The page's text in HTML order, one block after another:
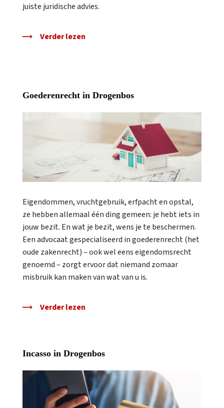
juiste juridische advies.
Verder lezen
Goederenrecht in Drogenbos
Eigendommen, vruchtgebruik, erfpacht en opstal,
ze hebben allemaal één ding gemeen: je hebt iets in
jouw bezit. En wat je bezit, wens je te beschermen.
Een advocaat gespecialiseerd in goederenrecht (het
oude zakenrecht) – ook wel eens eigendomsrecht
genoemd – zorgt ervoor dat niemand zomaar
misbruik kan maken van wat van u is.
Verder lezen
Incasso in Drogenbos